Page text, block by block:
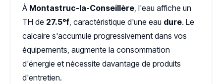
À Montastruc-la-Conseillère, l'eau affiche un
TH de 27.5°f, caractéristique d'une eau dure. Le
calcaire s'accumule progressivement dans vos
équipements, augmente la consommation
d'énergie et nécessite davantage de produits
d'entretien.